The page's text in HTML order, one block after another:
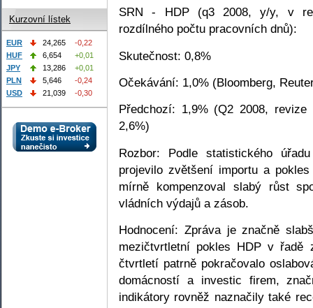
SRN - HDP (q3 2008, y/y, v
rozdílného počtu pracovních dnů):
Skutečnost: 0,8%
Očekávání: 1,0% (Bloomberg,
Předchozí: 1,9% (Q2 2008,
2,6%)
Rozbor: Podle statistického
projevilo zvětšení importu a
mírně kompenzoval slabý růst
vládních výdajů a zásob.
Hodnocení: Zpráva je značně
mezičtvrtletní pokles HDP v řadě
čtvrtletí patrně pokračovalo
domácností a investic firem,
indikátory rovněž naznačily také
Kurzovní lístek
EUR 24,265
-0,22
HUF
6,654
+0,01
JPY
13,286
+0,01
PLN
5,646
-0,24
USD
21,039 -0,30